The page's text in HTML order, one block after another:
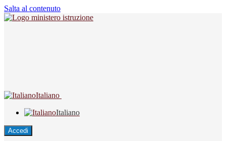
Salta al contenuto
Italiano
Italiano
Accedi